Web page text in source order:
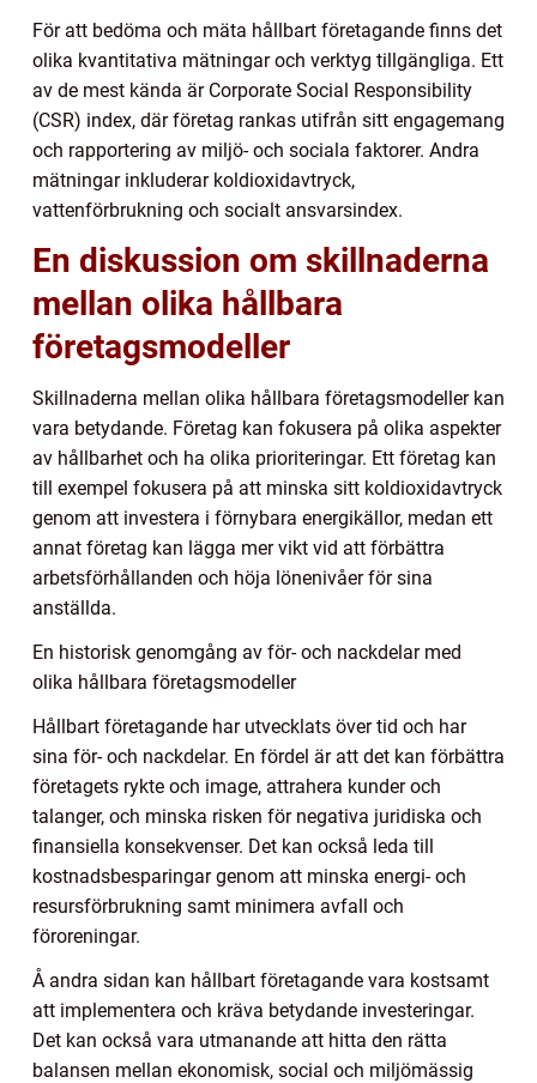
För att bedöma och mäta hållbart företagande finns det
olika kvantitativa mätningar och verktyg tillgängliga. Ett
av de mest kända är Corporate Social Responsibility
(CSR) index, där företag rankas utifrån sitt engagemang
och rapportering av miljö- och sociala faktorer. Andra
mätningar inkluderar koldioxidavtryck,
vattenförbrukning och socialt ansvarsindex.
En diskussion om skillnaderna
mellan olika hållbara
företagsmodeller
Skillnaderna mellan olika hållbara företagsmodeller kan
vara betydande. Företag kan fokusera på olika aspekter
av hållbarhet och ha olika prioriteringar. Ett företag kan
till exempel fokusera på att minska sitt koldioxidavtryck
genom att investera i förnybara energikällor, medan ett
annat företag kan lägga mer vikt vid att förbättra
arbetsförhållanden och höja lönenivåer för sina
anställda.
En historisk genomgång av för- och nackdelar med
olika hållbara företagsmodeller
Hållbart företagande har utvecklats över tid och har
sina för- och nackdelar. En fördel är att det kan förbättra
företagets rykte och image, attrahera kunder och
talanger, och minska risken för negativa juridiska och
finansiella konsekvenser. Det kan också leda till
kostnadsbesparingar genom att minska energi- och
resursförbrukning samt minimera avfall och
föroreningar.
Å andra sidan kan hållbart företagande vara kostsamt
att implementera och kräva betydande investeringar.
Det kan också vara utmanande att hitta den rätta
balansen mellan ekonomisk, social och miljömässig